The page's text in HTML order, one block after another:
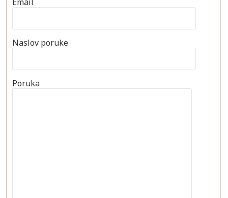
Naslov poruke
Poruka